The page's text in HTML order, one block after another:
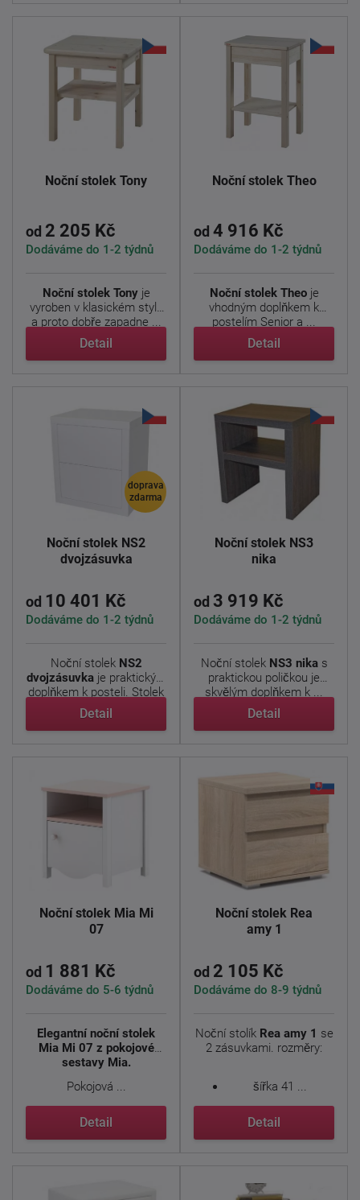
Noční stolek Tony
od 2 205 Kč
Dodáváme do 1-2 týdnů
Noční stolek Tonyje
vyroben v klasickém stylu
a proto dobře zapadne ...
Detail
Noční stolek Theo
od 4 916 Kč
Dodáváme do 1-2 týdnů
Noční stolek Theo je
vhodným doplňkem k
postelím Senior a ...
Detail
doprava
zdarma
Noční stolek NS2
dvojzásuvka
od 10 401 Kč
Dodáváme do 1-2 týdnů
Noční stolek NS2
dvojzásuvkaje praktickým
doplňkem k posteli. Stolek
...
Detail
Noční stolek NS3
nika
od 3 919 Kč
Dodáváme do 1-2 týdnů
Noční stolek NS3 nikas
praktickou poličkou je
skvělým doplňkem k ...
Detail
Noční stolek Mia Mi
07
od 1 881 Kč
Dodáváme do 5-6 týdnů
Elegantní noční stolek
Mia Mi 07 z pokojové
sestavy Mia.
Pokojová ...
Detail
Noční stolek Rea
amy 1
od 2 105 Kč
Dodáváme do 8-9 týdnů
Noční stolík Rea amy 1 se
2 zásuvkami. rozměry:
šířka 41 ...
Detail